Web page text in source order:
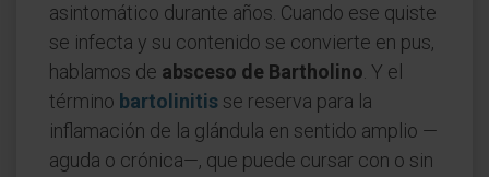
asintomático durante años. Cuando ese quiste
se infecta y su contenido se convierte en pus,
hablamos de absceso de Bartholino . Y el
término bartolinitis se reserva para la
inflamación de la glándula en sentido amplio —
aguda o crónica—, que puede cursar con o sin